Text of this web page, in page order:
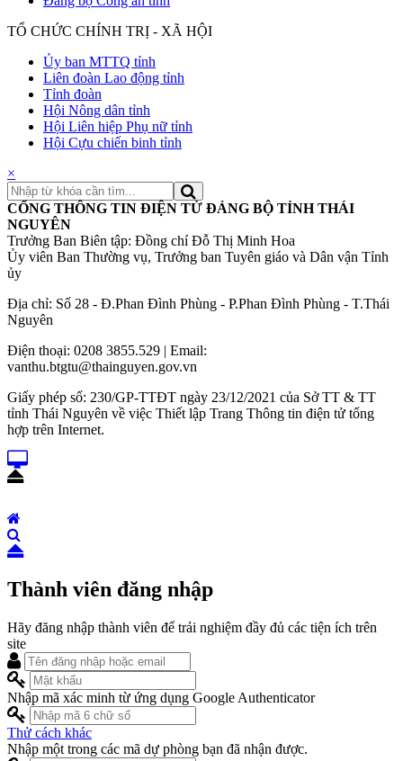
TỔ CHỨC CHÍNH TRỊ - XÃ HỘI
Ủy ban MTTQ tỉnh
Liên đoàn Lao động tỉnh
Tỉnh đoàn
Hội Nông dân tỉnh
Hội Liên hiệp Phụ nữ tỉnh
Hội Cựu chiến binh tỉnh
×
CỔNG THÔNG TIN ĐIỆN TỬ ĐẢNG BỘ TỈNH THÁI
NGUYÊN
Trưởng Ban Biên tập: Đồng chí Đỗ Thị Minh Hoa
Ủy viên Ban Thường vụ, Trưởng ban Tuyên giáo và Dân vận Tỉnh
ủy
Địa chỉ: Số 28 - Đ.Phan Đình Phùng - P.Phan Đình Phùng - T.Thái
Nguyên
Điện thoại: 0208 3855.529 | Email:
vanthu.btgtu@thainguyen.gov.vn
Giấy phép số: 230/GP-TTĐT ngày 23/12/2021 của Sở TT & TT
tỉnh Thái Nguyên về việc Thiết lập Trang Thông tin điện tử tổng
hợp trên Internet.
Thành viên đăng nhập
Hãy đăng nhập thành viên để trải nghiệm đầy đủ các tiện ích trên
site
Nhập mã xác minh từ ứng dụng Google Authenticator
Thử cách khác
Nhập một trong các mã dự phòng bạn đã nhận được.